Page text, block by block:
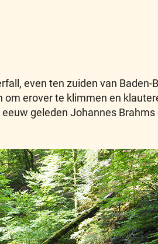
even ten zuiden van
erover te klimmen en
geleden Johannes